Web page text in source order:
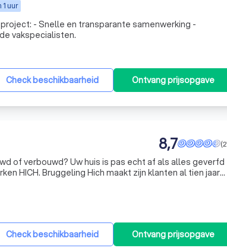
uur
-
vakspecialisten.
Check beschikbaarheid Ontvang prijsopgave
8,7
of verbouwd? Uw huis is pas echt af als alles geverfd
HICH. Bruggeling Hich maakt zijn klanten al tien jaar
Check beschikbaarheid Ontvang prijsopgave